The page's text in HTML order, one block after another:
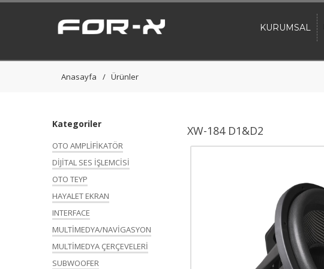
KURUMSAL
Anasayfa Ürünler
Kategoriler
OTO AMPLİFİKATÖR
DİJİTAL SES İŞLEMCİSİ
OTO TEYP
HAYALET EKRAN
INTERFACE
MULTİMEDYA/NAVİGASYON
MULTİMEDYA ÇERÇEVELERİ
SUBWOOFER
XW-184 D1&D2